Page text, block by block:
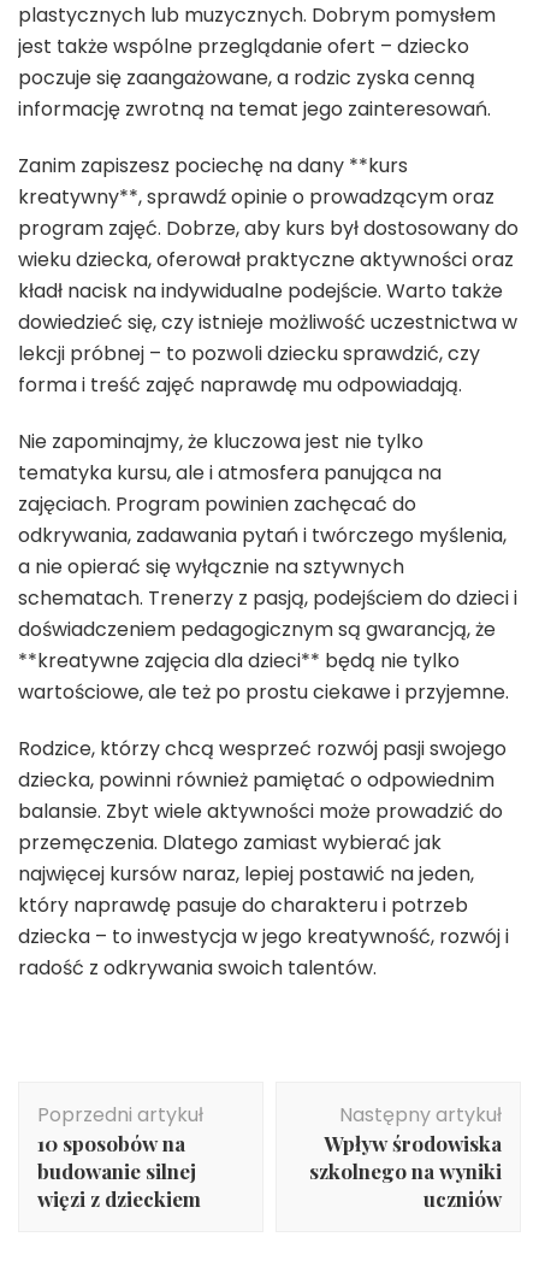
plastycznych lub muzycznych. Dobrym pomysłem
jest także wspólne przeglądanie ofert – dziecko
poczuje się zaangażowane, a rodzic zyska cenną
informację zwrotną na temat jego zainteresowań.
Zanim zapiszesz pociechę na dany **kurs
kreatywny**, sprawdź opinie o prowadzącym oraz
program zajęć. Dobrze, aby kurs był dostosowany do
wieku dziecka, oferował praktyczne aktywności oraz
kładł nacisk na indywidualne podejście. Warto także
dowiedzieć się, czy istnieje możliwość uczestnictwa w
lekcji próbnej – to pozwoli dziecku sprawdzić, czy
forma i treść zajęć naprawdę mu odpowiadają.
Nie zapominajmy, że kluczowa jest nie tylko
tematyka kursu, ale i atmosfera panująca na
zajęciach. Program powinien zachęcać do
odkrywania, zadawania pytań i twórczego myślenia,
a nie opierać się wyłącznie na sztywnych
schematach. Trenerzy z pasją, podejściem do dzieci i
doświadczeniem pedagogicznym są gwarancją, że
**kreatywne zajęcia dla dzieci** będą nie tylko
wartościowe, ale też po prostu ciekawe i przyjemne.
Rodzice, którzy chcą wesprzeć rozwój pasji swojego
dziecka, powinni również pamiętać o odpowiednim
balansie. Zbyt wiele aktywności może prowadzić do
przemęczenia. Dlatego zamiast wybierać jak
najwięcej kursów naraz, lepiej postawić na jeden,
który naprawdę pasuje do charakteru i potrzeb
dziecka – to inwestycja w jego kreatywność, rozwój i
radość z odkrywania swoich talentów.
wpisu
Poprzedni artykuł
10 sposobów na
budowanie silnej
więzi z dzieckiem
Następny artykuł
Wpływ środowiska
szkolnego na wyniki
uczniów